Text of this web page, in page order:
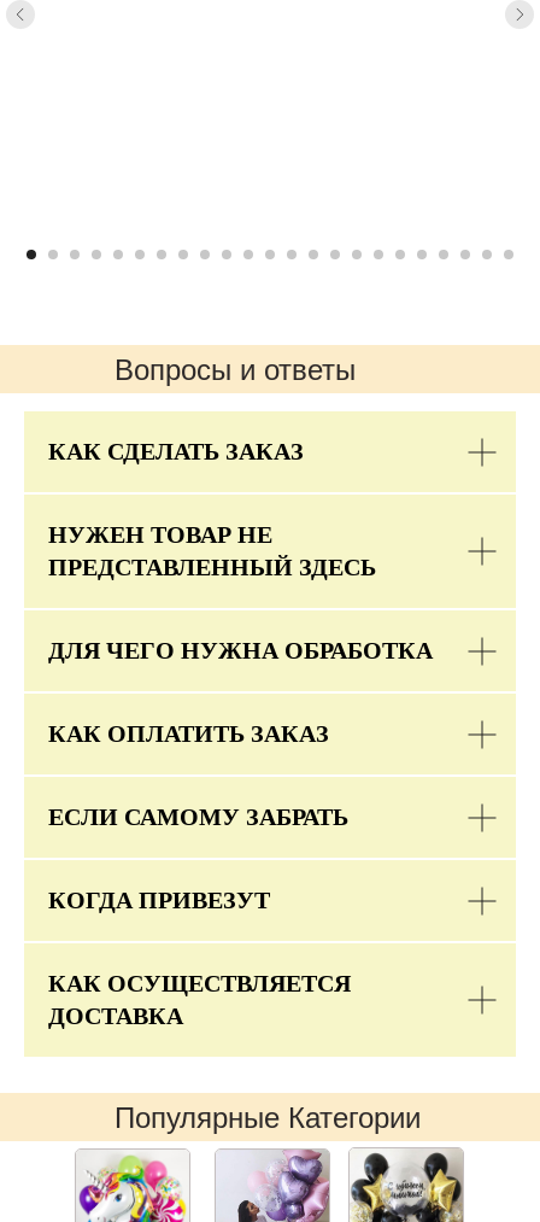
Вопросы и ответы
КАК СДЕЛАТЬ ЗАКАЗ
НУЖЕН ТОВАР НЕ
ПРЕДСТАВЛЕННЫЙ ЗДЕСЬ
ДЛЯ ЧЕГО НУЖНА ОБРАБОТКА
КАК ОПЛАТИТЬ ЗАКАЗ
ЕСЛИ САМОМУ ЗАБРАТЬ
КОГДА ПРИВЕЗУТ
КАК ОСУЩЕСТВЛЯЕТСЯ
ДОСТАВКА
Популярные Категории